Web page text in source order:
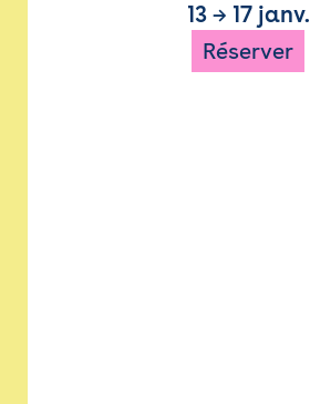
13→ 17 janv.
Réserver